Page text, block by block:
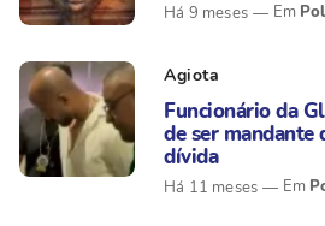
Há 9 meses
Agiota
Funcionário da
de ser mandante
dívida
Há 11 meses